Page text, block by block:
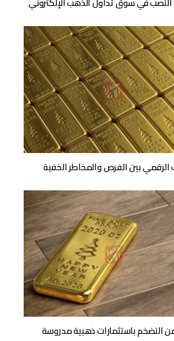
الرقمي بين الفرص والمخاطر الخفية
باستثمارات ذهبية مدروسة